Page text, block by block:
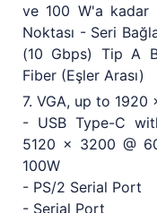
ve 100 W'a kadar
Noktası - Seri
(10 Gbps) Tip A
Fiber (Eşler Arası)
7. VGA, up to 1920
- USB Type-C
5120 x 3200 @
100W
- PS/2 Serial Port
- Serial Port